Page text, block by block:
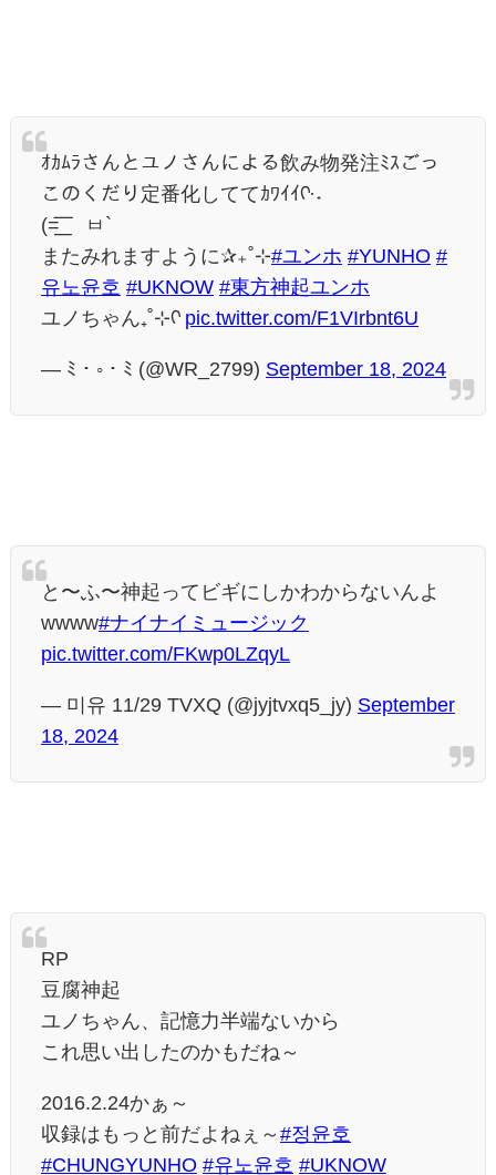
ｵｶﾑﾗさんとユノさんによる飲み物発注ﾐｽごっ
このくだり定番化しててｶﾜｲｲᡣ·˖
(=͟͟͞͞ ´ㅂ`
またみれますように✰₊˚⊹#ユンホ #YUNHO #
유노윤호 #UKNOW #東方神起ユンホ
ユノちゃん₊˚⊹ᡣ pic.twitter.com/F1VIrbnt6U
— ﾐ・◦・ﾐ (@WR_2799) September 18, 2024
と〜ふ〜神起ってビギにしかわからないんよ
wwww#ナイナイミュージック
pic.twitter.com/FKwp0LZqyL
— 미유 11/29 TVXQ (@jyjtvxq5_jy) September
18, 2024
RP
豆腐神起
ユノちゃん、記憶力半端ないから
これ思い出したのかもだね～
2016.2.24かぁ～
収録はもっと前だよねぇ～ #정윤호
#CHUNGYUNHO #유노윤호 #UKNOW